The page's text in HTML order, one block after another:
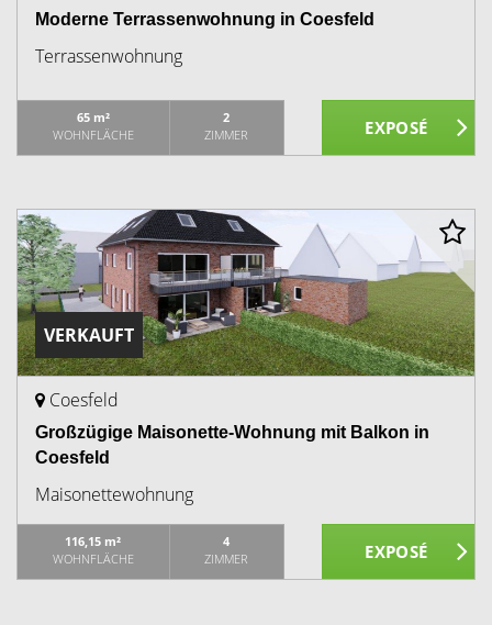
Moderne Terrassenwohnung in Coesfeld
Terrassenwohnung
65 m²
WOHNFLÄCHE
2
ZIMMER
VERKAUFT
Coesfeld
Großzügige Maisonette-Wohnung mit Balkon in
Coesfeld
Maisonettewohnung
116,15 m²
WOHNFLÄCHE
4
ZIMMER